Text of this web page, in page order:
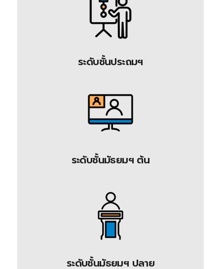
ระดับชั้นประถมฯ
ระดับชั้นมัธยมฯ ต้น
ระดับชั้นมัธยมฯ ปลาย